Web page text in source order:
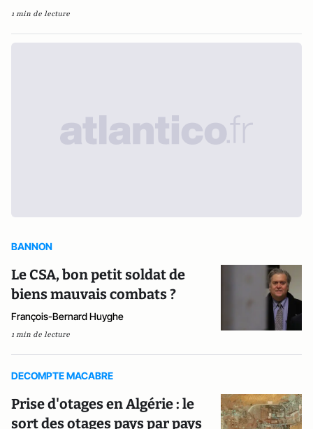
1 min de lecture
BANNON
Le CSA, bon petit soldat de
biens mauvais combats ?
François-Bernard Huyghe
1 min de lecture
DECOMPTE MACABRE
Prise d'otages en Algérie : le
sort des otages pays par pays